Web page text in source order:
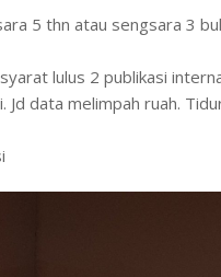
5 thn atau sengsara 3
lulus 2 publikasi
Jd data melimpah ruah.